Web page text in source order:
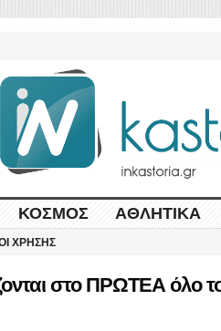
ΚΌΣΜΟΣ ΑΘΛΗΤΙΚΆ
ΧΡΉΣΗΣ
στο ΠΡΩΤΕΑ όλο